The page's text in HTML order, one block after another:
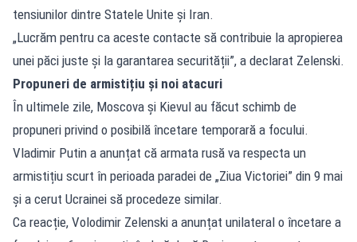
tensiunilor dintre Statele Unite și Iran.
„Lucrăm pentru ca aceste contacte să contribuie la apropierea
unei păci juste și la garantarea securității”, a declarat Zelenski.
Propuneri de armistițiu și noi atacuri
În ultimele zile, Moscova și Kievul au făcut schimb de
propuneri privind o posibilă încetare temporară a focului.
Vladimir Putin a anunțat că armata rusă va respecta un
armistițiu scurt în perioada paradei de „Ziua Victoriei” din 9 mai
și a cerut Ucrainei să procedeze similar.
Ca reacție, Volodimir Zelenski a anunțat unilateral o încetare a